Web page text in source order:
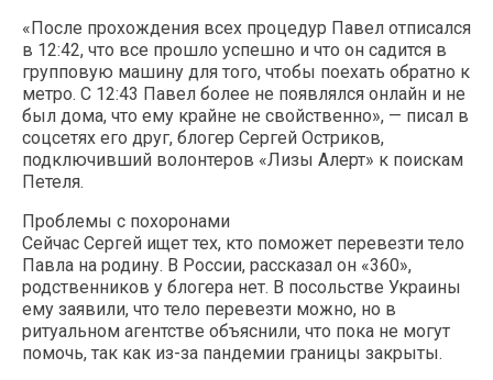
«После прохождения всех процедур Павел отписался
в 12:42, что все прошло успешно и что он садится в
групповую машину для того, чтобы поехать обратно к
метро. С 12:43 Павел более не появлялся онлайн и не
был дома, что ему крайне не свойственно», — писал в
соцсетях его друг, блогер Сергей Остриков,
подключивший волонтеров «Лизы Алерт» к поискам
Петеля.
Проблемы с похоронами
Сейчас Сергей ищет тех, кто поможет перевезти тело
Павла на родину. В России, рассказал он «360»,
родственников у блогера нет. В посольстве Украины
ему заявили, что тело перевезти можно, но в
ритуальном агентстве объяснили, что пока не могут
помочь, так как из-за пандемии границы закрыты.